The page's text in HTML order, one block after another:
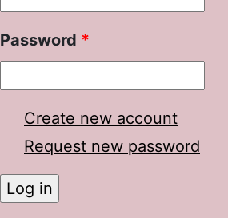
Password *
Create new account
Request new password